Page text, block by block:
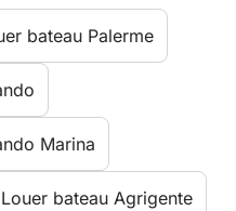
bateau Palerme
Marina
Louer bateau Agrigente